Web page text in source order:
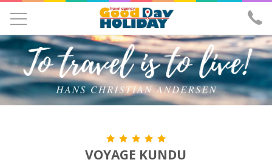
УЧЕНИЧЕСКИ ЕКСКУРЗИИ
ЕКСКУРЗИИ
ПОЧИВКИ
VOYAGE KUNDU